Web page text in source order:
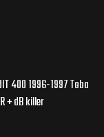
400 1996-1997 Toba
+ dB killer